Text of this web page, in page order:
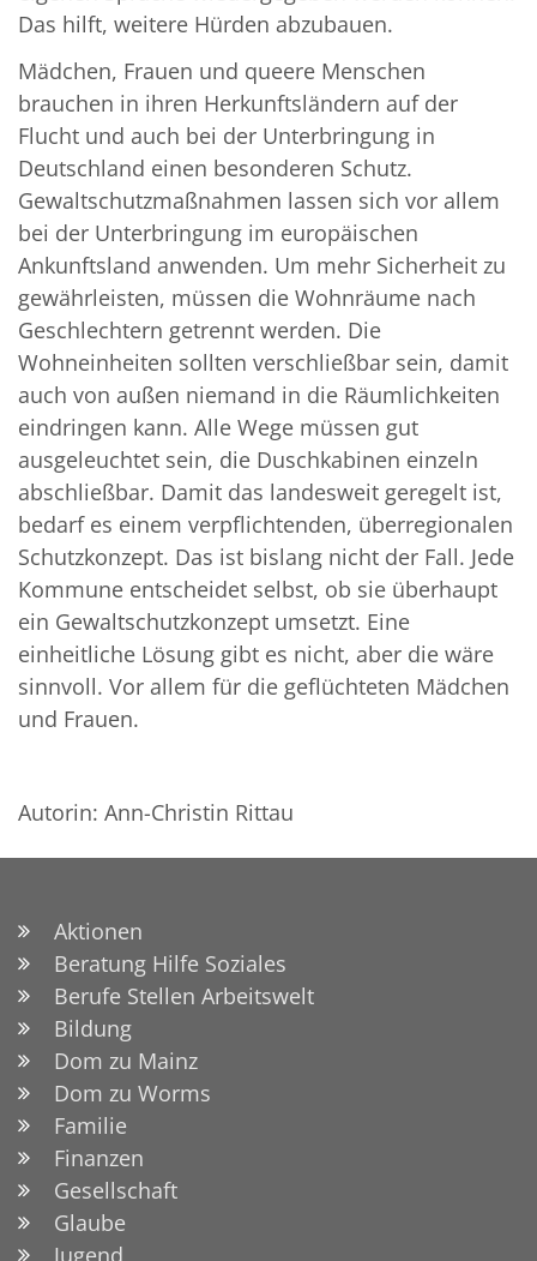
Das hilft, weitere Hürden abzubauen.
Mädchen, Frauen und queere Menschen
brauchen in ihren Herkunftsländern auf der
Flucht und auch bei der Unterbringung in
Deutschland einen besonderen Schutz.
Gewaltschutzmaßnahmen lassen sich vor allem
bei der Unterbringung im europäischen
Ankunftsland anwenden. Um mehr Sicherheit zu
gewährleisten, müssen die Wohnräume nach
Geschlechtern getrennt werden. Die
Wohneinheiten sollten verschließbar sein, damit
auch von außen niemand in die Räumlichkeiten
eindringen kann. Alle Wege müssen gut
ausgeleuchtet sein, die Duschkabinen einzeln
abschließbar. Damit das landesweit geregelt ist,
bedarf es einem verpflichtenden, überregionalen
Schutzkonzept. Das ist bislang nicht der Fall. Jede
Kommune entscheidet selbst, ob sie überhaupt
ein Gewaltschutzkonzept umsetzt. Eine
einheitliche Lösung gibt es nicht, aber die wäre
sinnvoll. Vor allem für die geflüchteten Mädchen
und Frauen.
Autorin: Ann-Christin Rittau
Aktionen
Beratung Hilfe Soziales
Berufe Stellen Arbeitswelt
Bildung
Dom zu Mainz
Dom zu Worms
Familie
Finanzen
Gesellschaft
Glaube
Jugend